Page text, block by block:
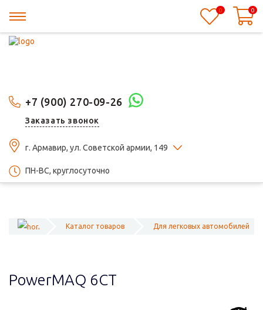
+7 (900) 270-09-26
Заказать звонок
г. Армавир, ул. Советской армии, 149
ПН-ВС, круглосуточно
0 0
Каталог товаров Для легковых автомобилей
PowerMAQ 6СТ